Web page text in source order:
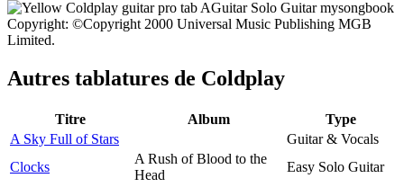
Copyright: ©Copyright 2000 Universal Music Publishing MGB
Limited.
Autres tablatures de Coldplay
Titre Album
Type
A Sky Full of Stars
Guitar & Vocals
Clocks
A Rush of Blood to the
Head
Easy Solo Guitar